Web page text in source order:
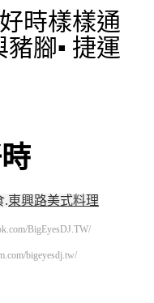
時樣樣通
豬腳▪ 捷運
.東興路美式料理
BigEyesDJ.TW/
bigeyesdj.tw/